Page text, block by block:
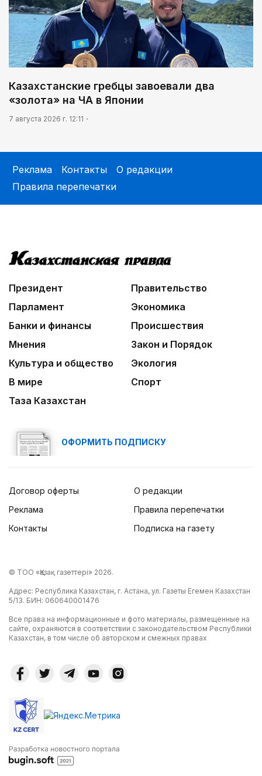
Казахстанские гребцы завоевали два
«золота» на ЧА в Японии
7 августа 2026 г. 12:11
Реклама Контакты
О редакции
Правила перепечатки
Президент
Правительство
Парламент
Экономика
Банки и финансы
Происшествия
Мнения
Закон и Порядок
Культура и общество
Экология
В мире
Спорт
Таза Казахстан
ОФОРМИТЬ ПОДПИСКУ
Договор оферты
Реклама
Контакты
О редакции
Правила перепечатки
Подписка на газету
© ТОО «Қазақ газеттері» 2026.
Адрес: Республика Казахстан, г. Астана, ул. Газеты Егемен Казахстан
5/13. БИН: 060640001476
Все права на информационные и фото материалы, размещенные на
сайте, охраняются в соответствии с законодательством Республики
Казахстан, в том числе об авторском и смежных правах